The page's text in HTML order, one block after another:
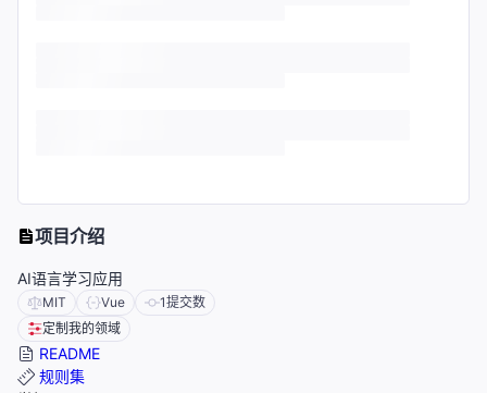
项目介绍
AI语言学习应用
MIT Vue 1提交数
定制我的领域
README
规则集